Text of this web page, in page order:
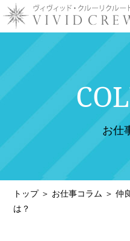
トップページ
お仕事内容
› 時給・お給料について
› 勤務地で選ぶ
› 安心の研修システム
› 風俗店・キャバクラ
› お客様との連絡先交
お仕
トップ＞ お仕事コラム ＞仲
は？